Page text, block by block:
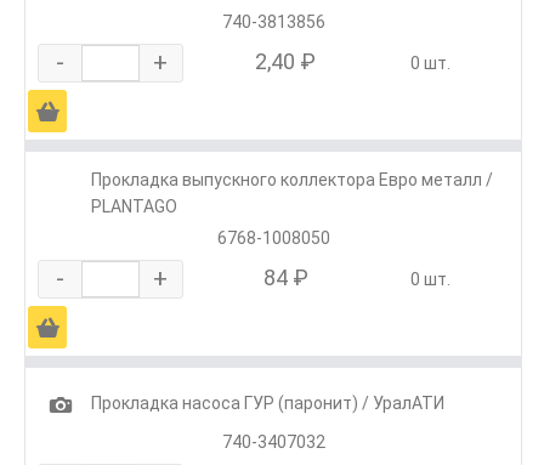
740-3813856
- + 2,40 ₽ 0 шт.
Ä
Прокладка выпускного коллектора Евро металл /
PLANTAGO
6768-1008050
- + 84 ₽ 0 шт.
Ä
1
Прокладка насоса ГУР (паронит) / УралАТИ
740-3407032